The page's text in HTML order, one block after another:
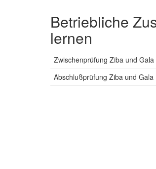
Betriebliche
lernen
Zwischenprüfung Ziba und Gala
Abschlußprüfung Ziba und Gala